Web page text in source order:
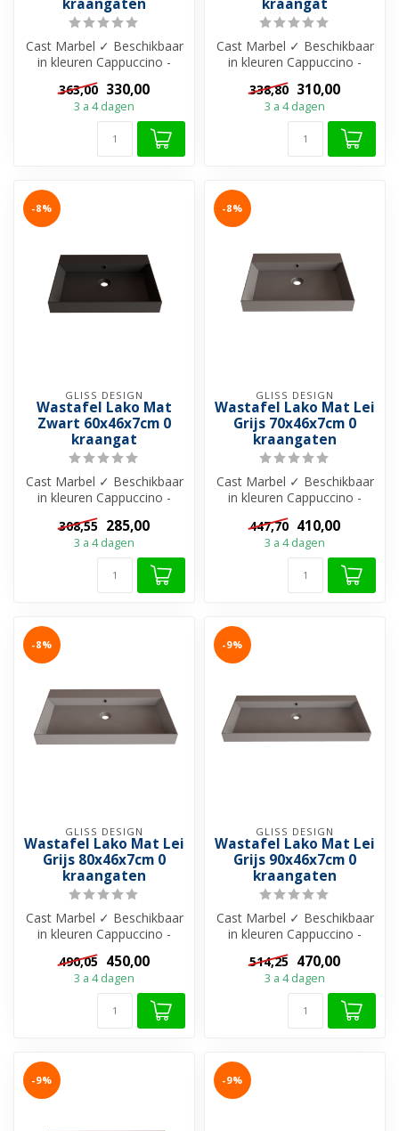
kraangaten
Cast Marbel ✓ Beschikbaar
in kleuren Cappuccino -
Grijs - Zwart en Wit ✓ Met
of ...
363,00 330,00
3 a 4 dagen
kraangat
Cast Marbel ✓ Beschikbaar
in kleuren Cappuccino -
Grijs - Zwart en Wit ✓ Met
of ...
338,80 310,00
3 a 4 dagen
-8%
GLISS DESIGN
Wastafel Lako Mat
Zwart 60x46x7cm 0
kraangat
Cast Marbel ✓ Beschikbaar
in kleuren Cappuccino -
Grijs - Zwart en Wit ✓ Met
of ...
308,55 285,00
3 a 4 dagen
-8%
GLISS DESIGN
Wastafel Lako Mat Lei
Grijs 70x46x7cm 0
kraangaten
Cast Marbel ✓ Beschikbaar
in kleuren Cappuccino -
Grijs - Zwart en Wit ✓ Met
of ...
447,70 410,00
3 a 4 dagen
-8%
GLISS DESIGN
Wastafel Lako Mat Lei
Grijs 80x46x7cm 0
kraangaten
Cast Marbel ✓ Beschikbaar
in kleuren Cappuccino -
of ...
490,05 450,00
3 a 4 dagen
-9%
GLISS DESIGN
Wastafel Lako Mat Lei
Grijs 90x46x7cm 0
kraangaten
Cast Marbel ✓ Beschikbaar
in kleuren Cappuccino -
of ...
514,25 470,00
3 a 4 dagen
-9% -9%